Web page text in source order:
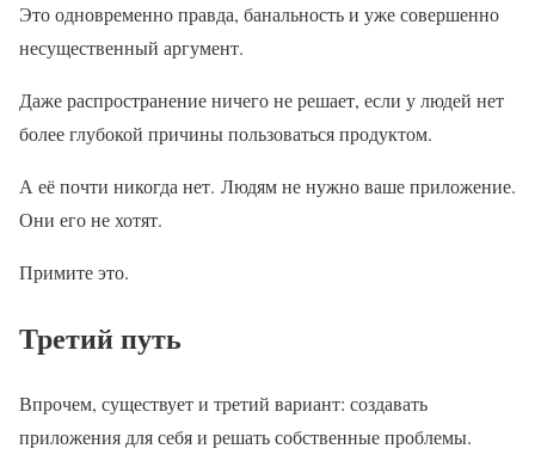
Это одновременно правда, банальность и уже совершенно
несущественный аргумент.
Даже распространение ничего не решает, если у людей нет
более глубокой причины пользоваться продуктом.
А её почти никогда нет. Людям не нужно ваше приложение.
Они его не хотят.
Примите это.
Третий путь
Впрочем, существует и третий вариант: создавать
приложения для себя и решать собственные проблемы.